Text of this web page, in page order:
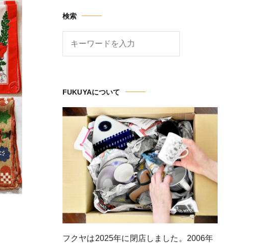
検索
FUKUYAについて
フクヤは2025年に閉店しました。2006年